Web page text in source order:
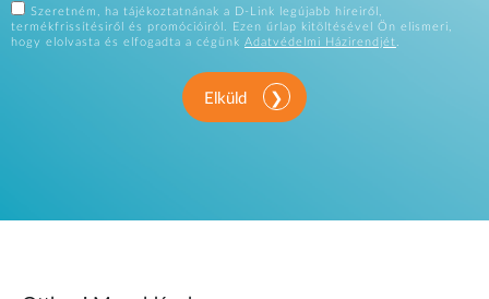
Szeretném, ha tájékoztatnának a D-Link legújabb híreiről,
termékfrissítésiről és promócióiról. Ezen űrlap kitöltésével Ön elismeri,
hogy elolvasta és elfogadta a cégünk Adatvédelmi Házirendjét.
Elküld